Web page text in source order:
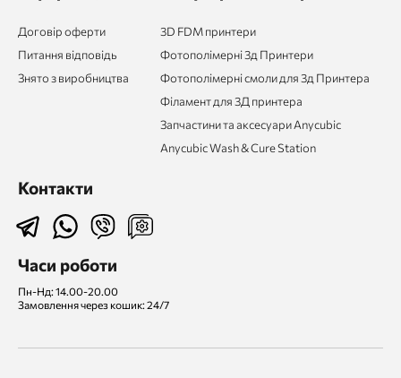
Договір оферти
Питання відповідь
Знято з виробництва
3D FDM принтери
Фотополімерні 3д Принтери
Фотополімерні смоли для 3д Принтера
Філамент для 3Д принтера
Запчастини та аксесуари Anycubic
Anycubic Wash & Cure Station
Контакти
Часи роботи
Пн-Нд: 14.00-20.00
Замовлення через кошик: 24/7